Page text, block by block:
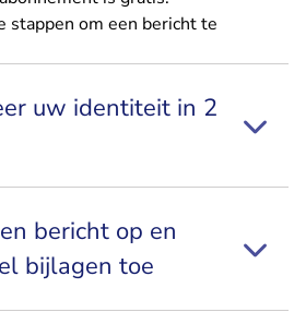
stappen om een bericht te
uw identiteit in 2
bericht op en
bijlagen toe